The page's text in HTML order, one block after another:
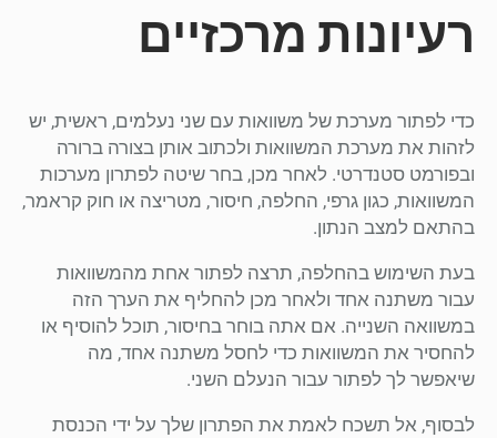
רעיונות מרכזיים
כדי לפתור מערכת של משוואות עם שני נעלמים, ראשית, יש
לזהות את מערכת המשוואות ולכתוב אותן בצורה ברורה
ובפורמט סטנדרטי. לאחר מכן, בחר שיטה לפתרון מערכות
המשוואות, כגון גרפי, החלפה, חיסור, מטריצה או חוק קראמר,
בהתאם למצב הנתון.
בעת השימוש בהחלפה, תרצה לפתור אחת מהמשוואות
עבור משתנה אחד ולאחר מכן להחליף את הערך הזה
במשוואה השנייה. אם אתה בוחר בחיסור, תוכל להוסיף או
להחסיר את המשוואות כדי לחסל משתנה אחד, מה
שיאפשר לך לפתור עבור הנעלם השני.
לבסוף, אל תשכח לאמת את הפתרון שלך על ידי הכנסת